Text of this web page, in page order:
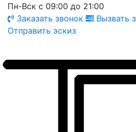
Пн-Вск с 09:00 до 21:00
Заказать звонок
Вызвать
Отправить эскиз